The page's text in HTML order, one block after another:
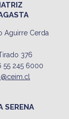
Aguirre Cerda
376
55 245 6000
SERENA